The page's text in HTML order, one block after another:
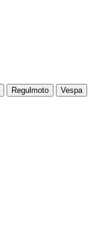
Regulmoto
Vespa